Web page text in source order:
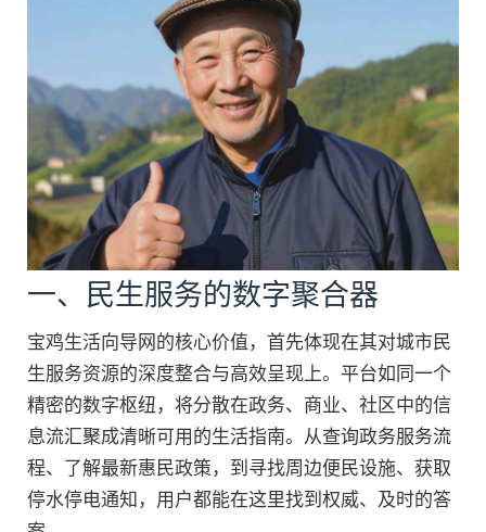
一、民生服务的数字聚合器
宝鸡生活向导网的核心价值，首先体现在其对城市民
生服务资源的深度整合与高效呈现上。平台如同一个
精密的数字枢纽，将分散在政务、商业、社区中的信
息流汇聚成清晰可用的生活指南。从查询政务服务流
程、了解最新惠民政策，到寻找周边便民设施、获取
停水停电通知，用户都能在这里找到权威、及时的答